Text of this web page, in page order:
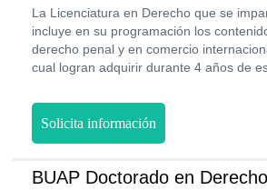
La Licenciatura en Derecho que se
incluye en su programación los
derecho penal y en comercio
cual logran adquirir durante 4 años de
Solicita información
BUAP Doctorado en Derecho